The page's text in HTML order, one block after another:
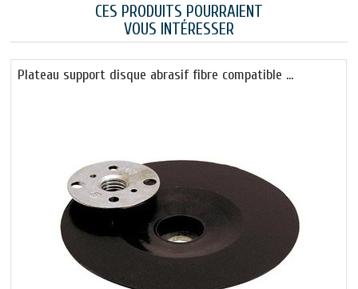
CES PRODUITS POURRAIENT
VOUS INTÉRESSER
Plateau support disque abrasif fibre compatible …